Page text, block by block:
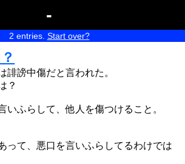
-
2 entries. Start over?
誹謗中傷だと言われた。
？
いふらして、他人を傷つけること。
って、悪口を言いふらしてるわけでは